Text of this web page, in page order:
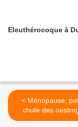
Eleuthérocoque à
< Ménopause, pallier la
chute des